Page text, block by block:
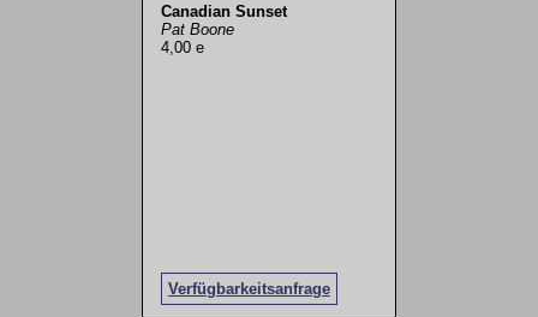
Canadian Sunset
Pat Boone
4,00 e
Verfügbarkeitsanfrage